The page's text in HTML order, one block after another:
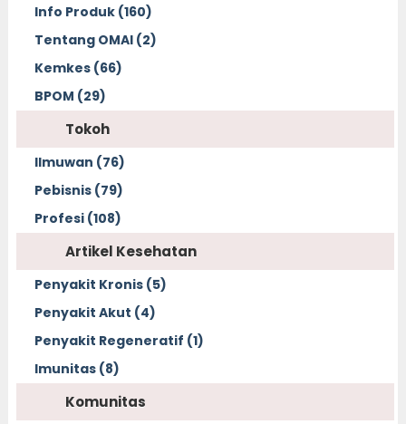
Info Produk (160)
Tentang OMAI (2)
Kemkes (66)
BPOM (29)
Tokoh
Ilmuwan (76)
Pebisnis (79)
Profesi (108)
Artikel Kesehatan
Penyakit Kronis (5)
Penyakit Akut (4)
Penyakit Regeneratif (1)
Imunitas (8)
Komunitas